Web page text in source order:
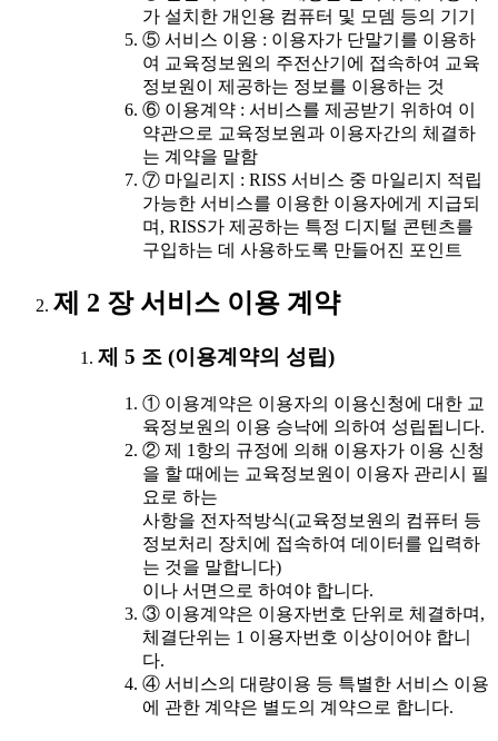
가 설치한 개인용 컴퓨터 및 모뎀 등의 기기
⑤ 서비스 이용 : 이용자가 단말기를 이용하
여 교육정보원의 주전산기에 접속하여 교육
정보원이 제공하는 정보를 이용하는 것
⑥ 이용계약 : 서비스를 제공받기 위하여 이
약관으로 교육정보원과 이용자간의 체결하
는 계약을 말함
⑦ 마일리지 : RISS 서비스 중 마일리지 적립
가능한 서비스를 이용한 이용자에게 지급되
며, RISS가 제공하는 특정 디지털 콘텐츠를
구입하는 데 사용하도록 만들어진 포인트
제 2 장 서비스 이용 계약
제 5 조 (이용계약의 성립)
① 이용계약은 이용자의 이용신청에 대한 교
육정보원의 이용 승낙에 의하여 성립됩니다.
② 제 1항의 규정에 의해 이용자가 이용 신청
을 할 때에는 교육정보원이 이용자 관리시 필
요로 하는
사항을 전자적방식(교육정보원의 컴퓨터 등
정보처리 장치에 접속하여 데이터를 입력하
는 것을 말합니다)
이나 서면으로 하여야 합니다.
③ 이용계약은 이용자번호 단위로 체결하며,
체결단위는 1 이용자번호 이상이어야 합니
다.
④ 서비스의 대량이용 등 특별한 서비스 이용
에 관한 계약은 별도의 계약으로 합니다.